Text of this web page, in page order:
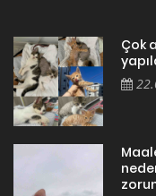
Çok